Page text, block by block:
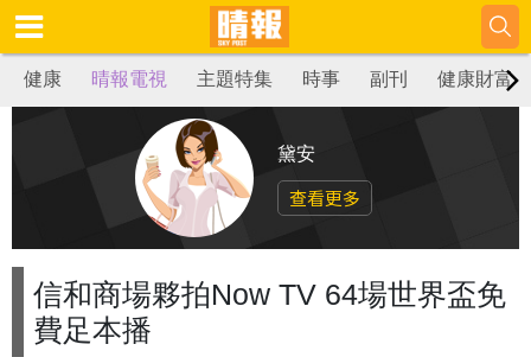
健康 晴報電視 主題特集 時事 副刊 健康財富
黛安
查看更多
信和商場夥拍Now TV 64場世界盃免
費足本播